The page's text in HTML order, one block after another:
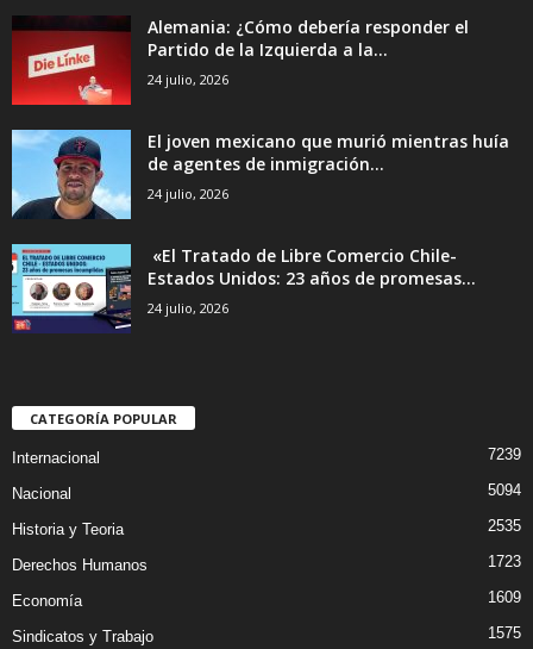
Alemania: ¿Cómo debería responder el
Partido de la Izquierda a la...
24 julio, 2026
El joven mexicano que murió mientras huía
de agentes de inmigración...
24 julio, 2026
«El Tratado de Libre Comercio Chile-
Estados Unidos: 23 años de promesas...
24 julio, 2026
CATEGORÍA POPULAR
Internacional 7239
Nacional 5094
Historia y Teoria 2535
Derechos Humanos 1723
Economía 1609
Sindicatos y Trabajo 1575